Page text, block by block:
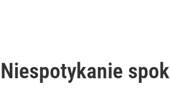
Niespotykanie